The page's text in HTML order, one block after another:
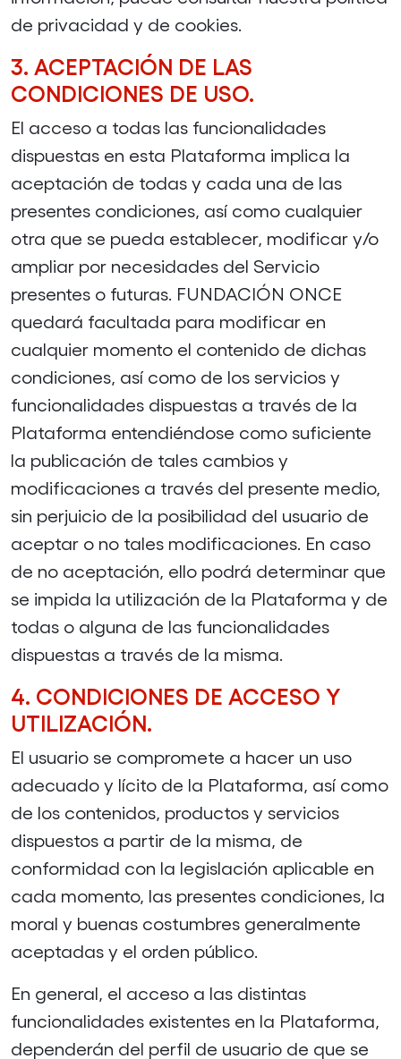
de privacidad y de cookies.
3. ACEPTACIÓN DE LAS
CONDICIONES DE USO.
El acceso a todas las funcionalidades
dispuestas en esta Plataforma implica la
aceptación de todas y cada una de las
presentes condiciones, así como cualquier
otra que se pueda establecer, modificar y/o
ampliar por necesidades del Servicio
presentes o futuras. FUNDACIÓN ONCE
quedará facultada para modificar en
cualquier momento el contenido de dichas
condiciones, así como de los servicios y
funcionalidades dispuestas a través de la
Plataforma entendiéndose como suficiente
la publicación de tales cambios y
modificaciones a través del presente medio,
sin perjuicio de la posibilidad del usuario de
aceptar o no tales modificaciones. En caso
de no aceptación, ello podrá determinar que
se impida la utilización de la Plataforma y de
todas o alguna de las funcionalidades
dispuestas a través de la misma.
4. CONDICIONES DE ACCESO Y
UTILIZACIÓN.
El usuario se compromete a hacer un uso
adecuado y lícito de la Plataforma, así como
de los contenidos, productos y servicios
dispuestos a partir de la misma, de
conformidad con la legislación aplicable en
cada momento, las presentes condiciones, la
moral y buenas costumbres generalmente
aceptadas y el orden público.
En general, el acceso a las distintas
funcionalidades existentes en la Plataforma,
dependerán del perfil de usuario de que se